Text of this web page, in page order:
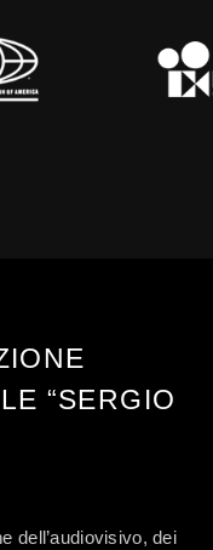
“SERGIO
dell’audiovisivo, dei